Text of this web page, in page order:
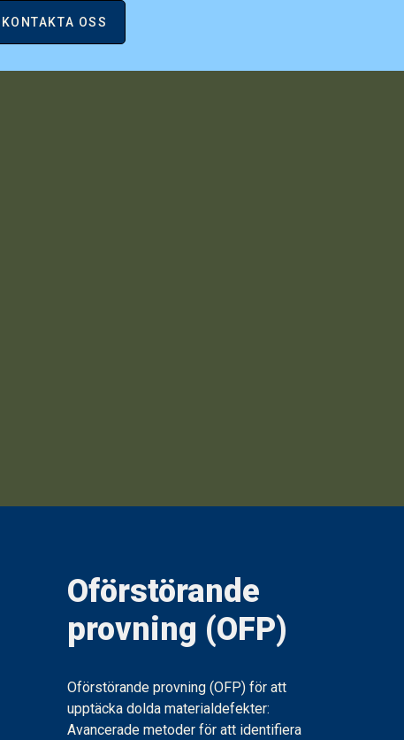
KONTAKTA OSS
Oförstörande
provning (OFP)
Oförstörande provning (OFP) för att
upptäcka dolda materialdefekter:
Avancerade metoder för att identifiera